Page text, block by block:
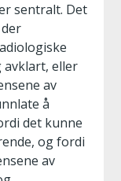
sentralt. Det
avklart, eller
av
å
det kunne
og fordi
av